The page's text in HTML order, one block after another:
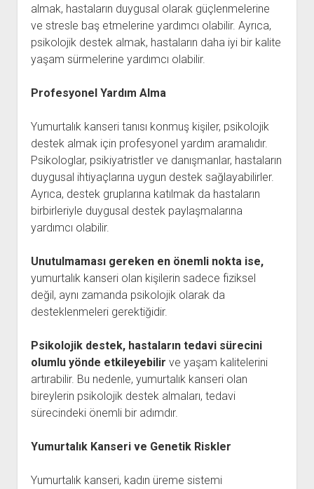
almak, hastaların duygusal olarak güçlenmelerine
ve stresle baş etmelerine yardımcı olabilir. Ayrıca,
psikolojik destek almak, hastaların daha iyi bir kalite
yaşam sürmelerine yardımcı olabilir.
Profesyonel Yardım Alma
Yumurtalık kanseri tanısı konmuş kişiler, psikolojik
destek almak için profesyonel yardım aramalıdır.
Psikologlar, psikiyatristler ve danışmanlar, hastaların
duygusal ihtiyaçlarına uygun destek sağlayabilirler.
Ayrıca, destek gruplarına katılmak da hastaların
birbirleriyle duygusal destek paylaşmalarına
yardımcı olabilir.
Unutulmaması gereken en önemli nokta ise,
yumurtalık kanseri olan kişilerin sadece fiziksel
değil, aynı zamanda psikolojik olarak da
desteklenmeleri gerektiğidir.
Psikolojik destek, hastaların tedavi sürecini
olumlu yönde etkileyebilir ve yaşam kalitelerini
artırabilir. Bu nedenle, yumurtalık kanseri olan
bireylerin psikolojik destek almaları, tedavi
sürecindeki önemli bir adımdır.
Yumurtalık Kanseri ve Genetik Riskler
Yumurtalık kanseri, kadın üreme sistemi